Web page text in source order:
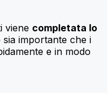
viene completata lo
importante che i
e in modo